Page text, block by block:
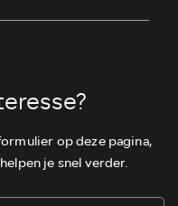
op deze pagina,
je snel verder.